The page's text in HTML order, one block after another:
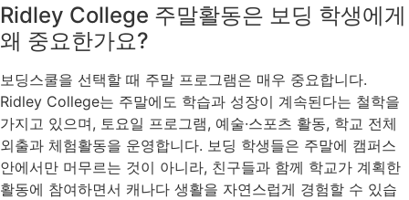
Ridley College 주말활동은 보딩 학생에게
왜 중요한가요?
보딩스쿨을 선택할 때 주말 프로그램은 매우 중요합니다.
Ridley College는 주말에도 학습과 성장이 계속된다는 철학을
가지고 있으며, 토요일 프로그램, 예술·스포츠 활동, 학교 전체
외출과 체험활동을 운영합니다. 보딩 학생들은 주말에 캠퍼스
안에서만 머무르는 것이 아니라, 친구들과 함께 학교가 계획한
활동에 참여하면서 캐나다 생활을 자연스럽게 경험할 수 있습